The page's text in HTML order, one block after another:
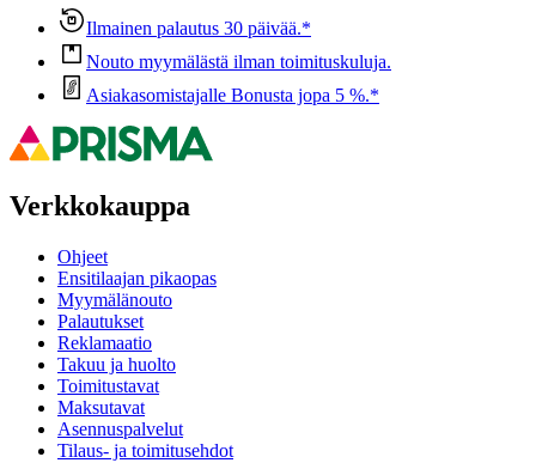
Ilmainen palautus 30 päivää.*
Nouto myymälästä ilman toimituskuluja.
Asiakasomistajalle Bonusta jopa 5 %.*
Verkkokauppa
Ohjeet
Ensitilaajan pikaopas
Myymälänouto
Palautukset
Reklamaatio
Takuu ja huolto
Toimitustavat
Maksutavat
Asennuspalvelut
Tilaus- ja toimitusehdot